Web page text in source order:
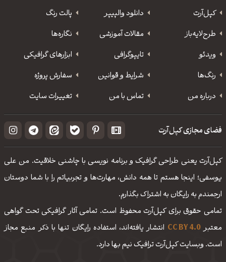
کپل‌آرت دانلود‌ والپیپر
پالت رنگ
طرح‌لایه‌باز
مقالات آموزشی
نگاره‌ها
ویدئو
‌تایپوگرافی
ابزارهای گرافیکی
رنگ‌ها
شرایط و قوانین
سفارش پروژه
درباره من
تماس با من تغییرات سایت
فضای مجازی کپل‌آرت
کپل‌آرت یعنی طراحی گرافیک و برنامه نویسی با چاشنی خلاقیت. من علی
یوسفی؛ اینجا هستم تا همه دانش، مهارت‌‌ها و تجربیاتم را با شما دوستان
ارجمندم به رایگان به اشتراک بگذارم.
تمامی حقوق برای کپل‌آرت محفوظ است. تمامی آثار گرافیکی تحت گواهی
معتبرCC BY 4.0 انتشار یافته‌اند، استفاده رایگان تنها با ذکر منبع مجاز
است. وبسایت کپل‌آرت ترافیک نیم بها دارد.